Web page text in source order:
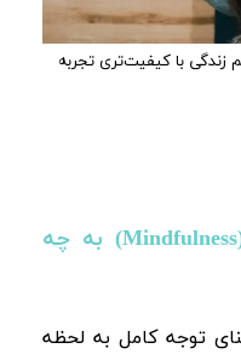
زندگی با کیفیت‌تری تجربه
به چه
توجه کامل به لحظه